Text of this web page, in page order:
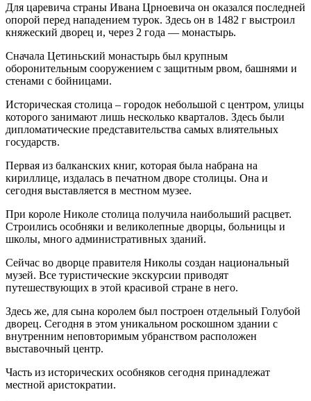
Для царевича страны Ивана Црноевича он оказался последней
опорой перед нападением турок. Здесь он в 1482 г выстроил
княжеский дворец и, через 2 года — монастырь.
Сначала Цетиньский монастырь был крупным
оборонительным сооружением с защитным рвом, башнями и
стенами с бойницами.
Историческая столица – городок небольшой с центром, улицы
которого занимают лишь несколько кварталов. Здесь были
дипломатические представительства самых влиятельных
государств.
Первая из балканских книг, которая была набрана на
кириллице, издалась в печатном дворе столицы. Она и
сегодня выставляется в местном музее.
При короле Николе столица получила наибольший расцвет.
Строились особняки и великолепные дворцы, больницы и
школы, много административных зданий.
Сейчас во дворце правителя Николы создан национальный
музей. Все туристические экскурсии приводят
путешествующих в этой красивой стране в него.
Здесь же, для сына королем был построен отдельный Голубой
дворец. Сегодня в этом уникальном роскошном здании с
внутренним неповторимым убранством расположен
выставочный центр.
Часть из исторических особняков сегодня принадлежат
местной аристократии.